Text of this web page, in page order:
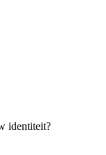
identiteit?